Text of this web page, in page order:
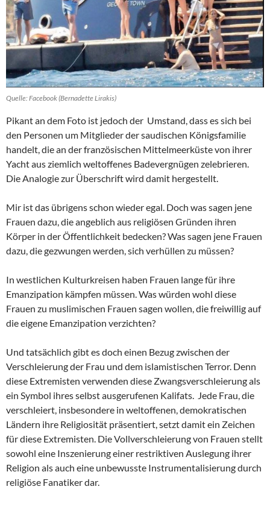
Quelle: Facebook (Bernadette Lirakis)
Pikant an dem Foto ist jedoch der Umstand, dass es sich bei
den Personen um Mitglieder der saudischen Königsfamilie
handelt, die an der französischen Mittelmeerküste von ihrer
Yacht aus ziemlich weltoffenes Badevergnügen zelebrieren.
Die Analogie zur Überschrift wird damit hergestellt.
Mir ist das übrigens schon wieder egal. Doch was sagen jene
Frauen dazu, die angeblich aus religiösen Gründen ihren
Körper in der Öffentlichkeit bedecken? Was sagen jene Frauen
dazu, die gezwungen werden, sich verhüllen zu müssen?
In westlichen Kulturkreisen haben Frauen lange für ihre
Emanzipation kämpfen müssen. Was würden wohl diese
Frauen zu muslimischen Frauen sagen wollen, die freiwillig auf
die eigene Emanzipation verzichten?
Und tatsächlich gibt es doch einen Bezug zwischen der
Verschleierung der Frau und dem islamistischen Terror. Denn
diese Extremisten verwenden diese Zwangsverschleierung als
ein Symbol ihres selbst ausgerufenen Kalifats. Jede Frau, die
verschleiert, insbesondere in weltoffenen, demokratischen
Ländern ihre Religiosität präsentiert, setzt damit ein Zeichen
für diese Extremisten. Die Vollverschleierung von Frauen stellt
sowohl eine Inszenierung einer restriktiven Auslegung ihrer
Religion als auch eine unbewusste Instrumentalisierung durch
religiöse Fanatiker dar.